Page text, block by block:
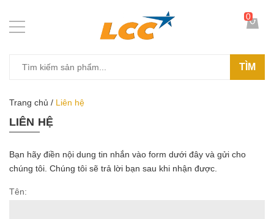
TÌM
0
Trang chủ / Liên hệ
LIÊN HỆ
Bạn hãy điền nội dung tin nhắn vào form dưới đây và gửi cho
chúng tôi. Chúng tôi sẽ trả lời bạn sau khi nhận được.
Tên: